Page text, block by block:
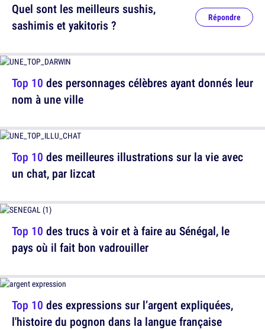
Top 10 des personnages célèbres ayant donnés leur
nom à une ville
Top 10 des trucs à voir et à faire au Sénégal, le
pays où il fait bon vadrouiller
Quel sont les meilleurs sushis,
sashimis et yakitoris ?
Répondre
Top 10 des meilleures illustrations sur la vie avec
un chat, par Iizcat
Top 10 des expressions sur l’argent expliquées,
l'histoire du pognon dans la langue française